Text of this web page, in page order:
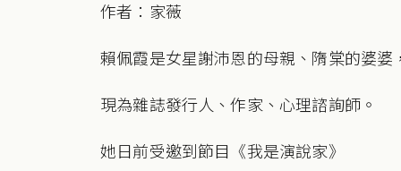
作者：家薇
賴佩霞是女星謝沛恩的母親、隋棠的婆婆
現為雜誌發行人、作家、心理諮詢師。
她日前受邀到節目《我是演說家》